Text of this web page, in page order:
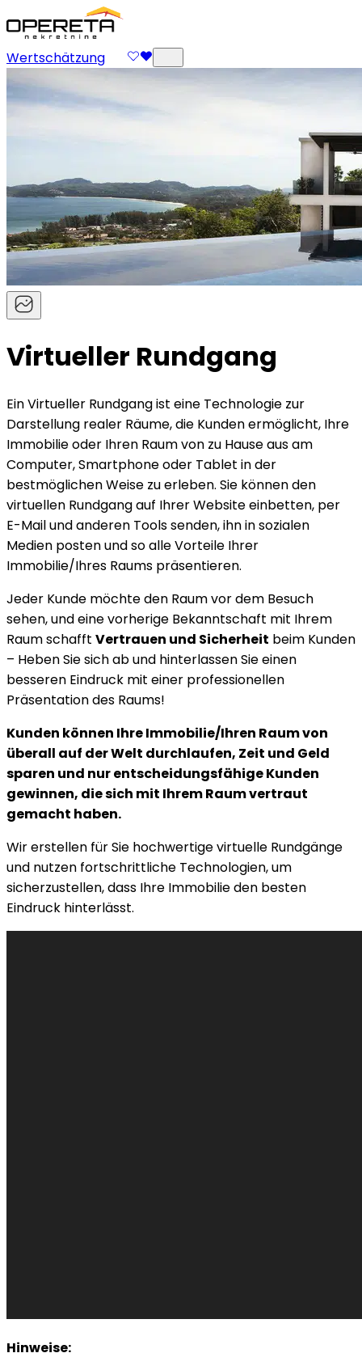
Wertschätzung
Virtueller Rundgang
Ein Virtueller Rundgang ist eine Technologie zur
Darstellung realer Räume, die Kunden ermöglicht, Ihre
Immobilie oder Ihren Raum von zu Hause aus am
Computer, Smartphone oder Tablet in der
bestmöglichen Weise zu erleben. Sie können den
virtuellen Rundgang auf Ihrer Website einbetten, per
E-Mail und anderen Tools senden, ihn in sozialen
Medien posten und so alle Vorteile Ihrer
Immobilie/Ihres Raums präsentieren.
Jeder Kunde möchte den Raum vor dem Besuch
sehen, und eine vorherige Bekanntschaft mit Ihrem
Raum schafft Vertrauen und Sicherheit beim Kunden
– Heben Sie sich ab und hinterlassen Sie einen
besseren Eindruck mit einer professionellen
Präsentation des Raums!
Kunden können Ihre Immobilie/Ihren Raum von
überall auf der Welt durchlaufen, Zeit und Geld
sparen und nur entscheidungsfähige Kunden
gewinnen, die sich mit Ihrem Raum vertraut
gemacht haben.
Wir erstellen für Sie hochwertige virtuelle Rundgänge
und nutzen fortschrittliche Technologien, um
sicherzustellen, dass Ihre Immobilie den besten
Eindruck hinterlässt.
Hinweise: